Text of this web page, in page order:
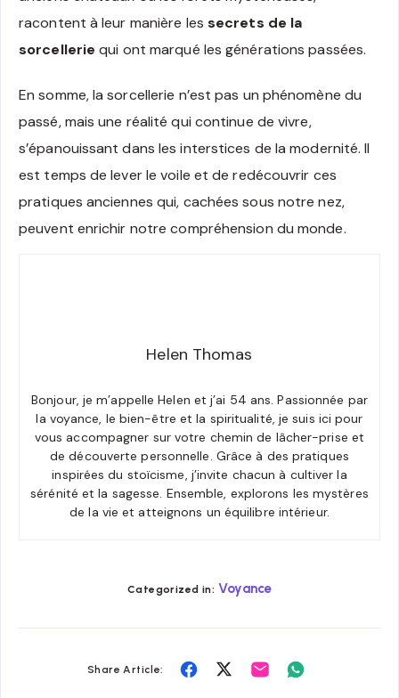
racontent à leur manière les secrets de la
sorcellerie qui ont marqué les générations passées.
En somme, la sorcellerie n’est pas un phénomène du
passé, mais une réalité qui continue de vivre,
s’épanouissant dans les interstices de la modernité. Il
est temps de lever le voile et de redécouvrir ces
pratiques anciennes qui, cachées sous notre nez,
peuvent enrichir notre compréhension du monde.
Helen Thomas
Bonjour, je m’appelle Helen et j’ai 54 ans. Passionnée par
la voyance, le bien-être et la spiritualité, je suis ici pour
vous accompagner sur votre chemin de lâcher-prise et
de découverte personnelle. Grâce à des pratiques
inspirées du stoïcisme, j’invite chacun à cultiver la
sérénité et la sagesse. Ensemble, explorons les mystères
de la vie et atteignons un équilibre intérieur.
Categorized in: Voyance
Share Article:
Share ShareShare